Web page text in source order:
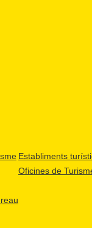
Establiments
Oficines de